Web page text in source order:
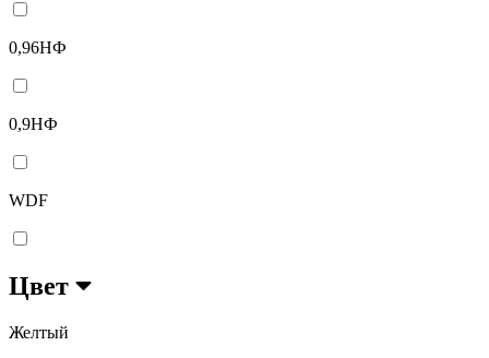
0,96НФ
0,9НФ
WDF
Цвет
Желтый